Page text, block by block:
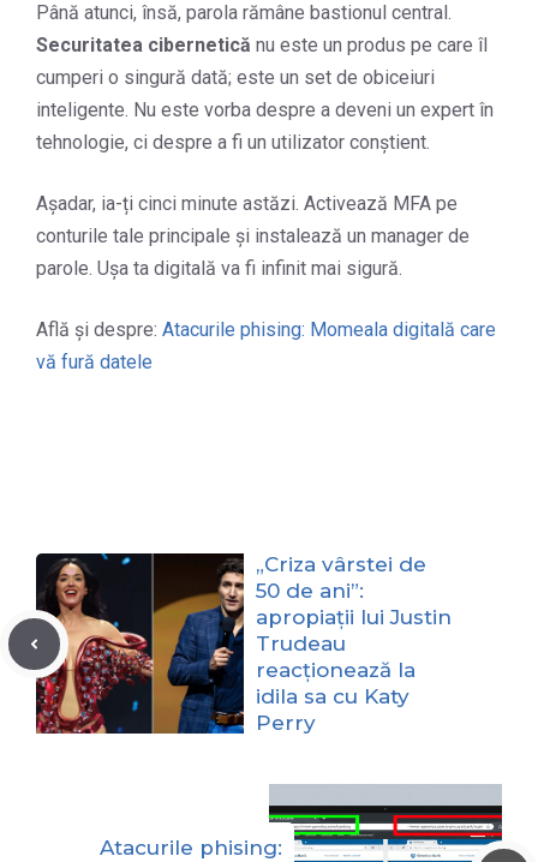
Până atunci, însă, parola rămâne bastionul central.
Securitatea cibernetică nu este un produs pe care îl
cumperi o singură dată; este un set de obiceiuri
inteligente. Nu este vorba despre a deveni un expert în
tehnologie, ci despre a fi un utilizator conștient.
Așadar, ia-ți cinci minute astăzi. Activează MFA pe
conturile tale principale și instalează un manager de
parole. Ușa ta digitală va fi infinit mai sigură.
Află și despre: Atacurile phising: Momeala digitală care
vă fură datele
„Criza vârstei de
50 de ani”:
apropiații lui Justin
Trudeau
reacționează la
idila sa cu Katy
Perry
Atacurile phising: